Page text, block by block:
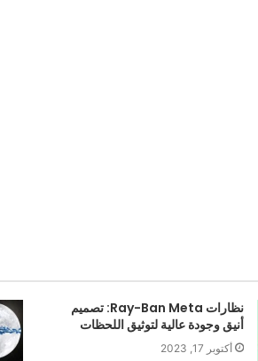
نظارات Ray-Ban Meta: تصميم
أنيق وجودة عالية لتوثيق اللحظات
أكتوبر 17, 2023